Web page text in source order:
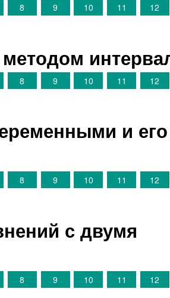
8 9 10 11 12
8 9 10 11 12
и его
8 9 10 11 12
с двумя
8 9 10 11 12